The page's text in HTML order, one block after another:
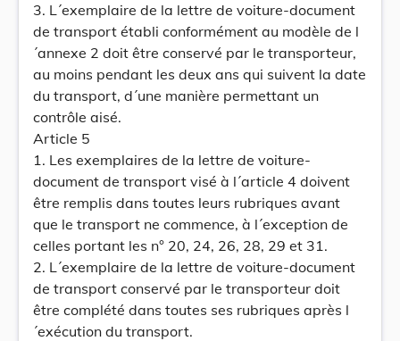
3. L´exemplaire de la lettre de voiture-document
de transport établi conformément au modèle de l
´annexe 2 doit être conservé par le transporteur,
au moins pendant les deux ans qui suivent la date
du transport, d´une manière permettant un
contrôle aisé.
Article 5
1. Les exemplaires de la lettre de voiture-
document de transport visé à l´article 4 doivent
être remplis dans toutes leurs rubriques avant
que le transport ne commence, à l´exception de
celles portant les n° 20, 24, 26, 28, 29 et 31.
2. L´exemplaire de la lettre de voiture-document
de transport conservé par le transporteur doit
être complété dans toutes ses rubriques après l
´exécution du transport.